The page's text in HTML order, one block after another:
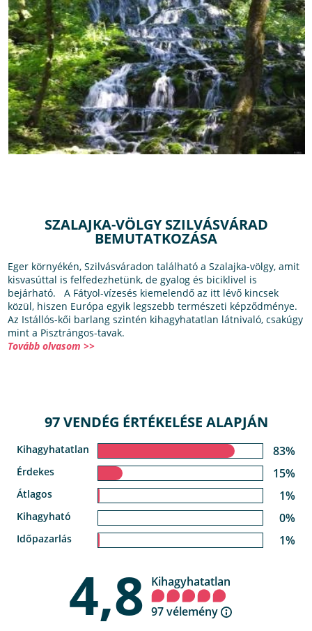
SZALAJKA-VÖLGY SZILVÁSVÁRAD
BEMUTATKOZÁSA
Eger környékén, Szilvásváradon található a Szalajka-völgy, amit
kisvasúttal is felfedezhetünk, de gyalog és biciklivel is
bejárható. A Fátyol-vízesés kiemelendő az itt lévő kincsek
közül, hiszen Európa egyik legszebb természeti képződménye.
Az Istállós-kői barlang szintén kihagyhatatlan látnivaló, csakúgy
mint a Pisztrángos-tavak.
Tovább olvasom >>
97 VENDÉG ÉRTÉKELÉSE ALAPJÁN
Kihagyhatatlan 83%
Érdekes 15%
Átlagos 1%
Kihagyható 0%
Időpazarlás 1%
4,8 Kihagyhatatlan
97 vélemény